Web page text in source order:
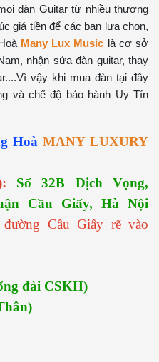
đàn Guitar từ nhiều thương
giá tiền để các bạn lựa chọn,
Many Lux Music là cơ sở
nhận sửa đàn guitar, thay
vậy khi mua đàn tại đây
và chế độ bảo hành Uy Tín
Hoà MANY LUXURY
Số 32B Dịch Vọng,
Cầu Giấy, Hà Nội
Cầu Giấy rẽ vào
đài CSKH)